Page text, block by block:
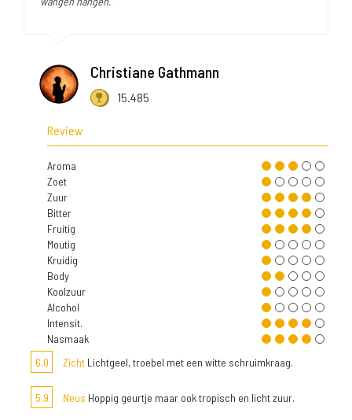
Christiane Gathmann
15.485
Review
Aroma
Zoet
Zuur
Bitter
Fruitig
Moutig
Kruidig
Body
Koolzuur
Alcohol
Intensit.
Nasmaak
6,0
Zicht Lichtgeel, troebel met een witte schruimkraag.
5,9 Neus Hoppig geurtje maar ook tropisch en licht zuur.